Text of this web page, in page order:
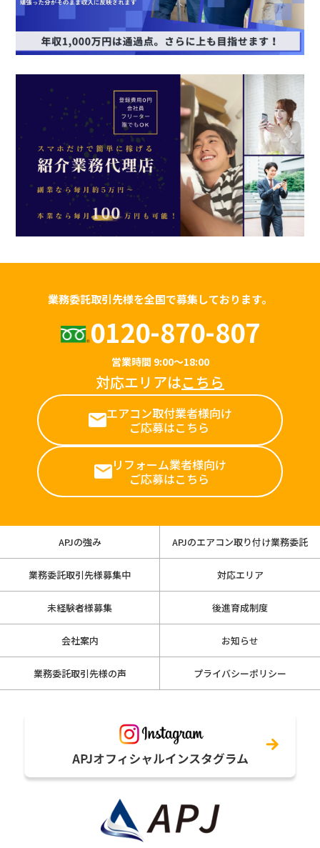
業務委託取引先様を全国で募集しております。
0120-870-807
営業時間 9:00～18:00
対応エリアはこちら
エアコン取付業者様向け
ご応募はこちら
リフォーム業者様向け
ご応募はこちら
APJの強み APJのエアコン取り付け業務委託
業務委託取引先様募集中 対応エリア
未経験者様募集 後進育成制度
会社案内 お知らせ
業務委託取引先様の声 プライバシーポリシー